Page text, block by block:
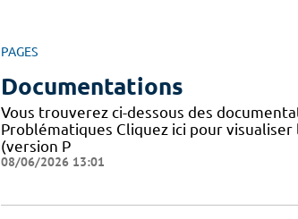
PAGES
Documentations
Vous trouverez ci-dessous des
Problématiques Cliquez ici pour
(version P
08/06/2026 13:01